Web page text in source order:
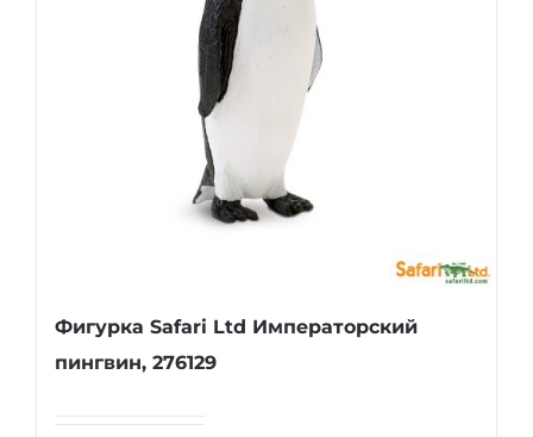
Фигурка Safari Ltd Императорский
пингвин, 276129